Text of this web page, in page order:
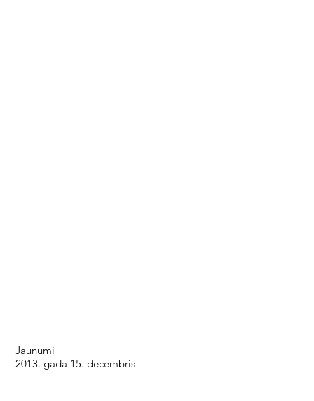
Jaunumi
2013. gada 15. decembris